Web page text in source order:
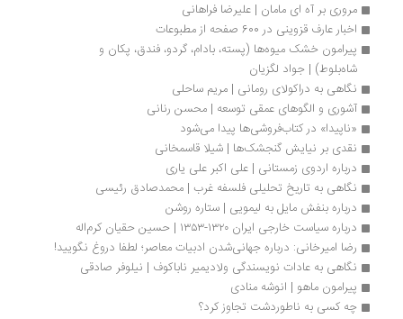
مروری بر آه ای مامان | علیرضا فراهانی
اخبار عارف قزوینی در 600 صفحه از مطبوعات
پیرامون خشک میوه‌ها (پسته، بادام، گردو، فندق، پکان و
شاه‌بلوط) | جواد لگزیان
نگاهی به دراکولای رومانی | مریم ساحلی
آشوری و الگوهای عمقی توسعه | محسن رنانی
«ناپیدا» در کتاب‌فروشی‌ها پیدا می‌شود
نقدی بر نیایش گنجشک‌ها | شیلا قاسمخانی
درباره اردوی زمستانی | علی اکبر علی یاری
نگاهی به تاریخ تحلیلی فلسفه غرب | محمدصادق رئیسی
درباره بنفش مایل به لیمویی | ستاره روشن
درباره سیاست خارجی ایران ۱۳۲۰-۱۳۵۳ | حسین حقیان کرم‌اله
رضا امیرخانی: درباره جهانی‌شدن ادبیات معاصر؛ لطفا دروغ نگویید!
نگاهی به عادات نویسندگی ولادیمیر ناباکوف | نیلوفر صادقی
پیرامون ماهو | انوشه منادی
چه کسی به ناطوردشت تجاوز کرد؟